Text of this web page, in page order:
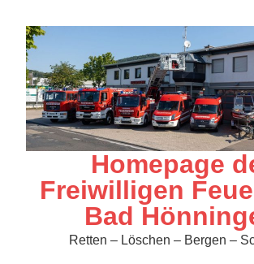
springen
Homepage
Freiwilligen
Bad
Retten – Löschen – Bergen –